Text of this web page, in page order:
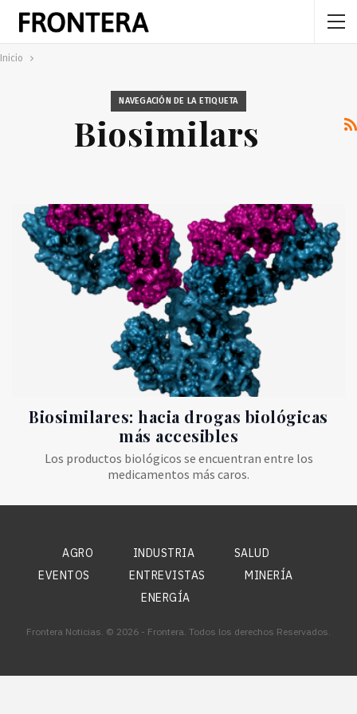
Inicio
NAVEGACIÓN DE LA ETIQUETA
Biosimilars
Biosimilares: hacia drogas biológicas
más accesibles
Los productos biológicos se encuentran entre los
medicamentos más caros.
AGRO INDUSTRIA
SALUD
EVENTOS
ENTREVISTAS
MINERÍA
ENERGÍA
Frontera Noticias. © 2026 - Frontera. Todos los derechos Reservados.